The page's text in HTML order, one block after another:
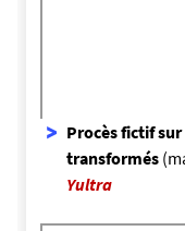
Procès fictif
transformés
Yultra